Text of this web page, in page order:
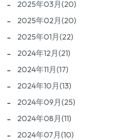
2025年03月(20)
2025年02月(20)
2025年01月(22)
2024年12月(21)
2024年11月(17)
2024年10月(13)
2024年09月(25)
2024年08月(11)
2024年07月(10)